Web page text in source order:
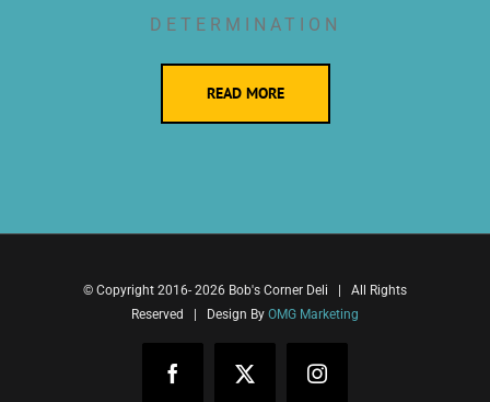
DETERMINATION
READ MORE
© Copyright 2016- 2026 Bob's Corner Deli | All Rights
Reserved | Design By OMG Marketing
FacebookX Instagram